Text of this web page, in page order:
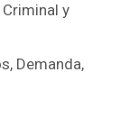
y
, Demanda,